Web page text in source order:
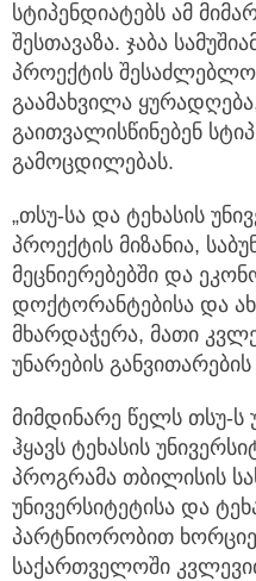
სტიპენდიატებს ამ
შესთავაზა. ჯაბა
პროექტის
გაამახვილა
გაითვალისწინებენ
გამოცდილებას.
„თსუ-სა და ტეხასის
პროექტის მიზანია,
მეცნიერებებში და
დოქტორანტებისა და
მხარდაჭერა, მათი
უნარების
მიმდინარე წელს თსუ-ს
ჰყავს ტეხასის
პროგრამა თბილისის
უნივერსიტეტისა და
პარტნიორობით
საქართველოში